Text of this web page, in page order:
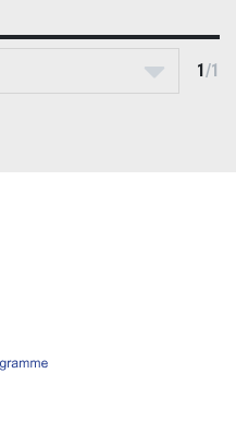
1/1